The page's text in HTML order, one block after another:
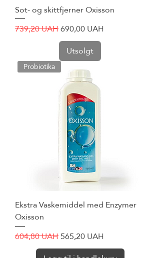
Sot- og skittfjerner Oxisson
Vanlig pris
739,20 UAHSalgspris
690,00 UAH
Utsolgt
Probiotika
Ekstra Vaskemiddel med Enzymer
Oxisson
Vanlig pris
604,80 UAHSalgspris
565,20 UAH